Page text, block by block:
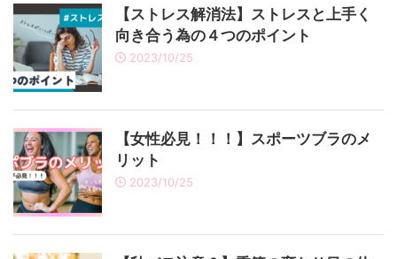
【ストレス解消法】ストレスと上手く
向き合う為の４つのポイント
2023/10/25
【女性必見！！！】スポーツブラのメ
リット
2023/10/25